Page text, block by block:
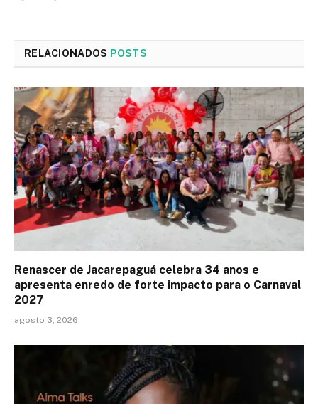
RELACIONADOS POSTS
Renascer de Jacarepaguá celebra 34 anos e
apresenta enredo de forte impacto para o Carnaval
2027
agosto 3, 2026